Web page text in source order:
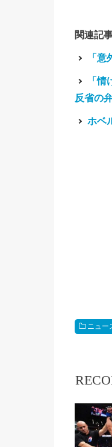
関連記
「
「
反省の
ホベ
ニュー